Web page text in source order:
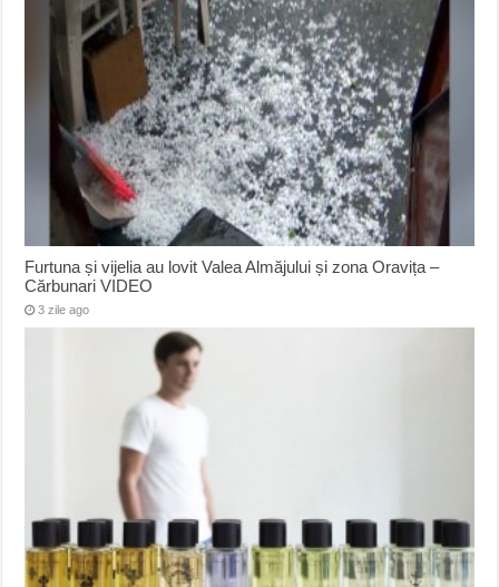
Furtuna și vijelia au lovit Valea Almăjului și zona Oravița –
Cărbunari VIDEO
3 zile ago